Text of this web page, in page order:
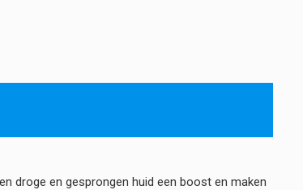
droge en gesprongen huid een boost en maken